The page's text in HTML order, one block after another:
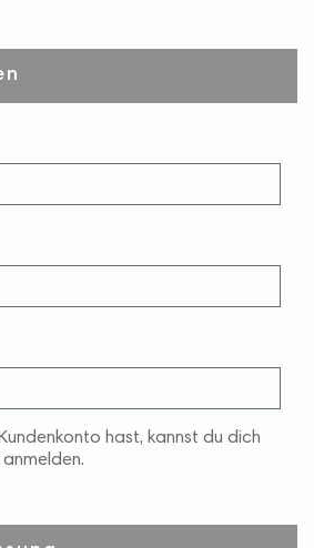
hast, kannst du dich